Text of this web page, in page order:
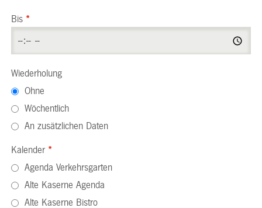
Bis *
Wiederholung
Ohne
Wöchentlich
An zusätzlichen Daten
Kalender *
Agenda Verkehrsgarten
Alte Kaserne Agenda
Alte Kaserne Bistro